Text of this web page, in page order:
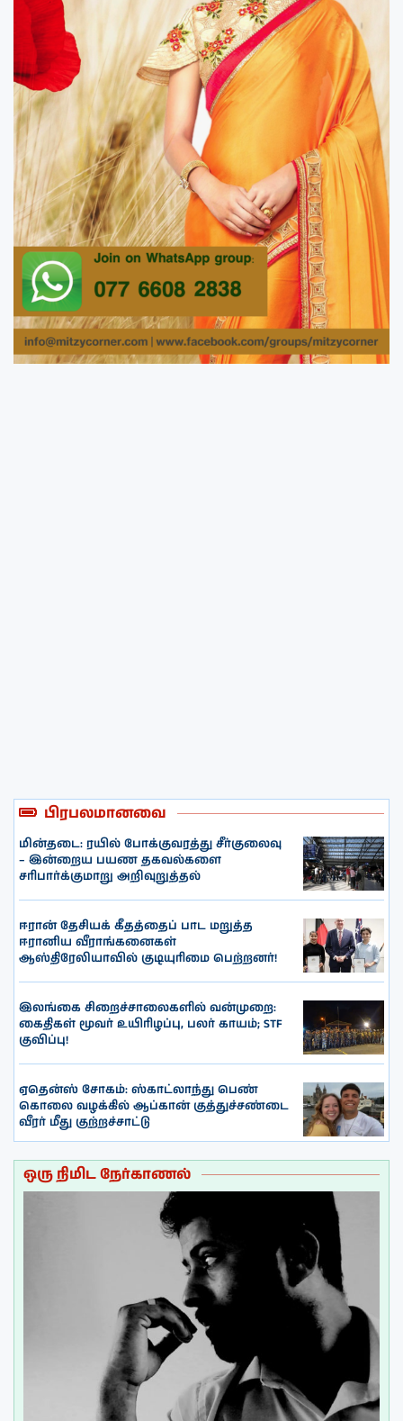
பிரபலமானவை
மின்தடை: ரயில் போக்குவரத்து சீர்குலைவு
– இன்றைய பயண தகவல்களை
சரிபார்க்குமாறு அறிவுறுத்தல்
ஈரான் தேசியக் கீதத்தைப் பாட மறுத்த
ஈரானிய வீராங்கனைகள்
ஆஸ்திரேலியாவில் குடியுரிமை பெற்றனர்!
இலங்கை சிறைச்சாலைகளில் வன்முறை:
கைதிகள் மூவர் உயிரிழப்பு, பலர் காயம்; STF
குவிப்பு!
ஏதென்ஸ் சோகம்: ஸ்காட்லாந்து பெண்
கொலை வழக்கில் ஆப்கான் குத்துச்சண்டை
வீரர் மீது குற்றச்சாட்டு
ஒரு நிமிட நேர்காணல்